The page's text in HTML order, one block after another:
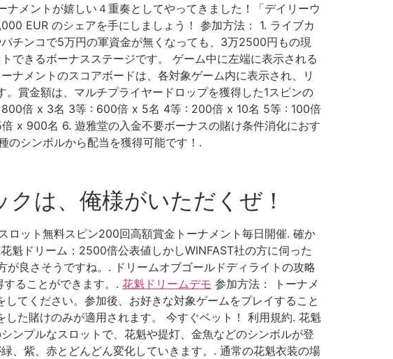
メントが嬉しい４重奏としてやってきました！「デイリーウ
EUR のシェアを手にしましょう！ 参加方法： 1. ライブカ
チンコで5万円の軍資金が無くなっても、3万2500円もの現
できるボーナスステージです。 ゲーム中に左端に表示される
ナメントのスコアボードは、各対象ゲーム内に表示され、リ
賞金額は、マルチプライヤードロップを獲得した1スピンの
800倍 x 3名 3等 : 600倍 x 5名 4等 : 200倍 x 10名 5等 : 100倍
900名 6. 遊雅堂の入金不要ボーナスの賭け条件消化におす
のシンボルから配当を獲得可能です！.
は、俺様がいただくぜ！
ロット無料スピン200回高額賞金トーナメント毎日開催. 確か
魁ドリーム：2500倍公表値しかしWINFAST社の方に伺った
良さそうですね。. ドリームオブゴールドディライトの攻略
ることができます。. 花魁ドリームデモ 参加方法： トーナメ
てください。参加後、お好きな対象ゲームをプレイすること
た賭けのみが適用されます。 今すぐベット！ 利用規約. 花魁
ンプルなスロットで、花魁や提灯、金魚などのシンボルが登
、紫、赤とどんどん変化していきます。. 通常の花魁衣装の場